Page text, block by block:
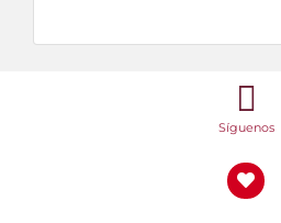
Síguenos